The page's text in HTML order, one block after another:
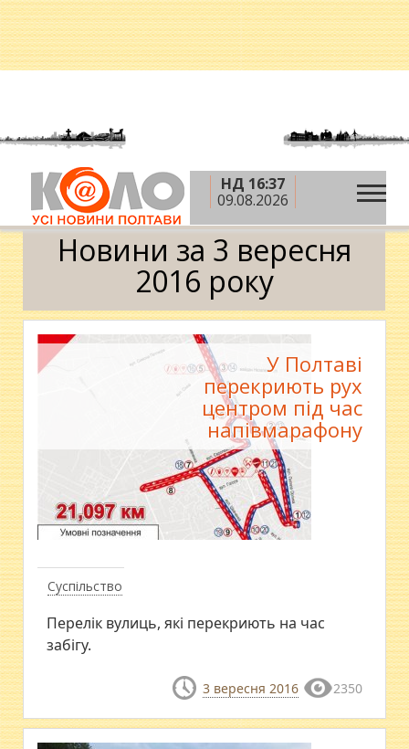
НД 16:37
09.08.2026
Головна » 2016 рік » вересень »3 вересня
Календар
Новини за 3 вересня
2016 року
Суспільство
У Полтаві
перекриють рух
центром під час
напівмарафону
Перелік вулиць, які перекриють на час
забігу.
3 вересня 2016 2350